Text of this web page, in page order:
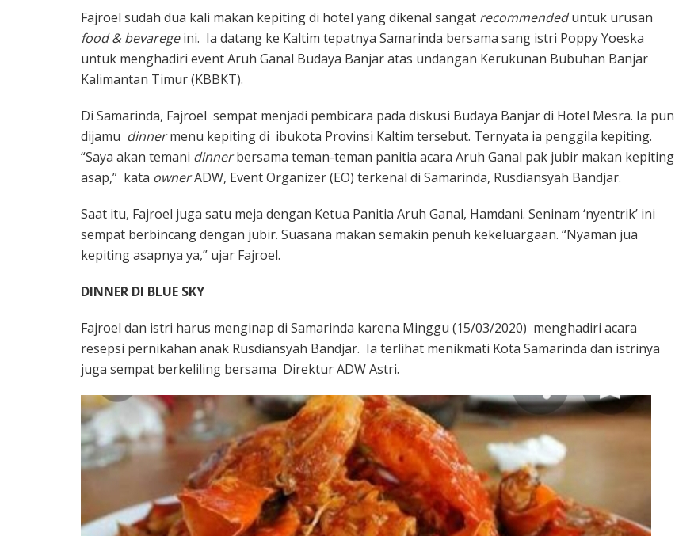
Fajroel sudah dua kali makan kepiting di hotel yang dikenal sangat recommendeduntuk urusan
food & bevaregeini. Ia datang ke Kaltim tepatnya Samarinda bersama sang istri Poppy Yoeska
untuk menghadiri event Aruh Ganal Budaya Banjar atas undangan Kerukunan Bubuhan Banjar
Kalimantan Timur (KBBKT).
Di Samarinda, Fajroel sempat menjadi pembicara pada diskusi Budaya Banjar di Hotel Mesra. Ia pun
dijamu dinnermenu kepiting di ibukota Provinsi Kaltim tersebut. Ternyata ia penggila kepiting.
“Saya akan temani dinnerbersama teman-teman panitia acara Aruh Ganal pak jubir makan kepiting
asap,” kata ownerADW, Event Organizer (EO) terkenal di Samarinda, Rusdiansyah Bandjar.
Saat itu, Fajroel juga satu meja dengan Ketua Panitia Aruh Ganal, Hamdani. Seninam ‘nyentrik’ ini
sempat berbincang dengan jubir. Suasana makan semakin penuh kekeluargaan. “Nyaman jua
kepiting asapnya ya,” ujar Fajroel.
DINNER DI BLUE SKY
Fajroel dan istri harus menginap di Samarinda karena Minggu (15/03/2020) menghadiri acara
resepsi pernikahan anak Rusdiansyah Bandjar. Ia terlihat menikmati Kota Samarinda dan istrinya
juga sempat berkeliling bersama Direktur ADW Astri.